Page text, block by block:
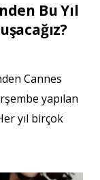
Bu Yıl
Cannes
yapılan
yıl birçok